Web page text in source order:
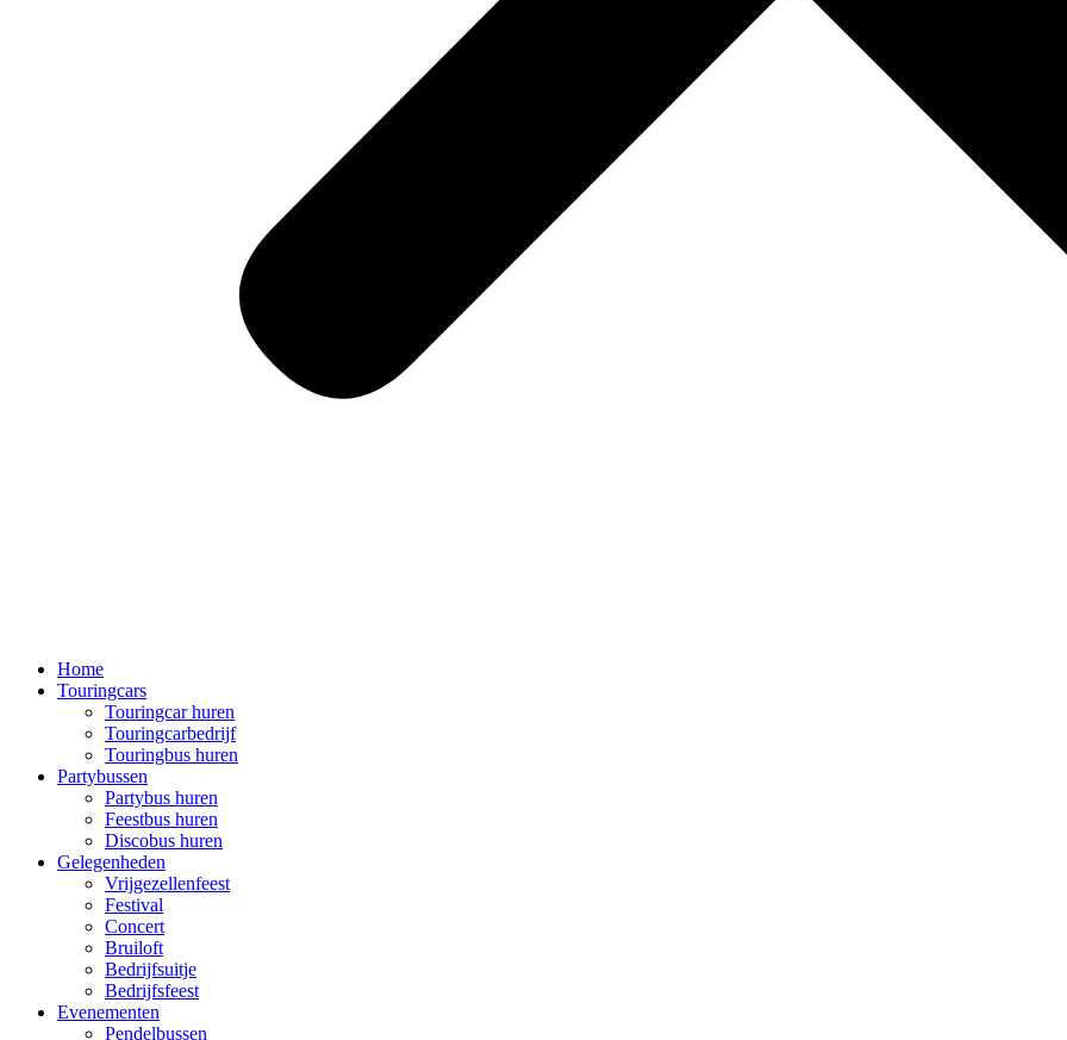
Home
Touringcars
Touringcar huren
Touringcarbedrijf
Touringbus huren
Partybussen
Partybus huren
Feestbus huren
Discobus huren
Gelegenheden
Vrijgezellenfeest
Festival
Concert
Bruiloft
Bedrijfsuitje
Bedrijfsfeest
Evenementen
Pendelbussen